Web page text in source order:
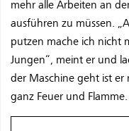
mehr alle Arbeiten an
ausführen zu müssen.
putzen mache ich nicht
Jungen“, meint er und
der Maschine geht ist
ganz Feuer und